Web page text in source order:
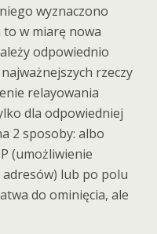
wyznaczono
to w miarę nowa
odpowiednio
rzeczy
relayowania
dla odpowiedniej
2 sposoby: albo
(umożliwienie
lub po polu
do ominięcia, ale